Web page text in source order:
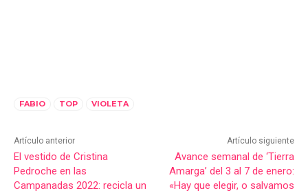
FABIO TOP VIOLETA
Artículo anterior
El vestido de Cristina
Pedroche en las
Campanadas 2022: recicla un
Artículo siguiente
Avance semanal de ‘Tierra
Amarga’ del 3 al 7 de enero:
«Hay que elegir, o salvamos